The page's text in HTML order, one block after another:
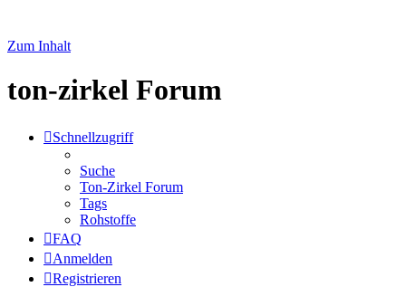
Zum Inhalt
ton-zirkel Forum
Schnellzugriff
Suche
Ton-Zirkel Forum
Tags
Rohstoffe
FAQ
Anmelden
Registrieren